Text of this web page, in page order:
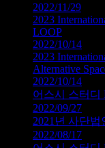
2022/11/29
2023
LOOP
2022/10/14
2023
Alternative
2022/10/14
어스시 스터디
2022/09/27
2021년 사단
2022/08/17